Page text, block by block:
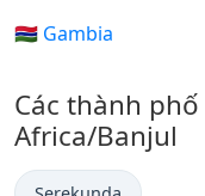
🇬🇲 Gambia
Các thành
Africa/Banjul